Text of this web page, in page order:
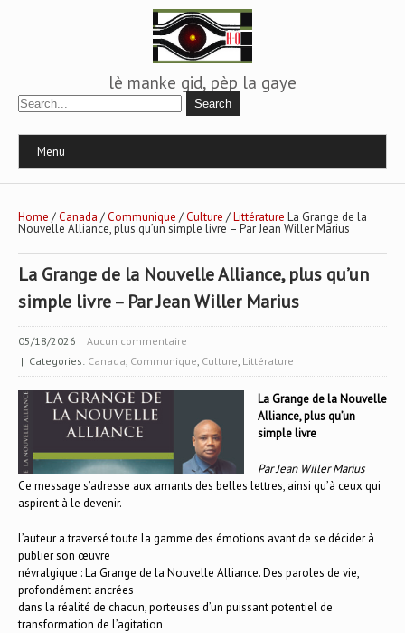
lè manke gid, pèp la gaye
Menu
Home /Canada /Communique /Culture /Littérature La Grange de la
Nouvelle Alliance, plus qu’un simple livre – Par Jean Willer Marius
La Grange de la Nouvelle Alliance, plus qu’un
simple livre – Par Jean Willer Marius
05/18/2026 | Aucun commentaire
| Categories: Canada, Communique, Culture, Littérature
La Grange de la Nouvelle
Alliance, plus qu’un
simple livre
Par Jean Willer Marius
Ce message s’adresse aux amants des belles lettres, ainsi qu’à ceux qui
aspirent à le devenir.
L’auteur a traversé toute la gamme des émotions avant de se décider à
publier son œuvre
névralgique : La Grange de la Nouvelle Alliance. Des paroles de vie,
profondément ancrées
dans la réalité de chacun, porteuses d’un puissant potentiel de
transformation de l’agitation